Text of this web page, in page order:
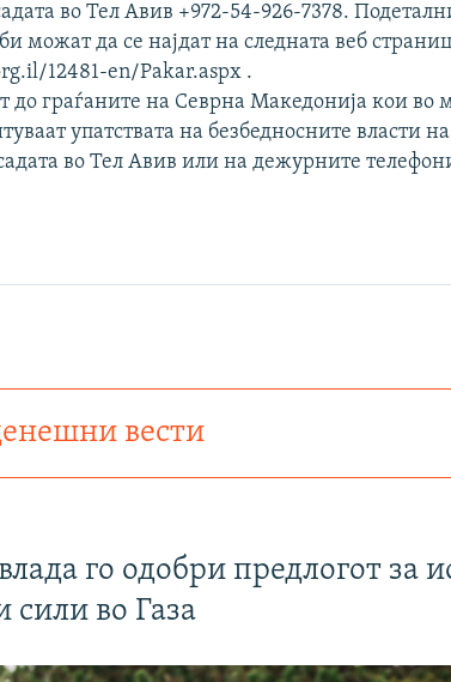
во Тел Авив +972-54-926-7378.
можат да се најдат на следната веб
12481-en/Pakar.aspx .
граѓаните на Севрна Македонија кои во
упатствата на безбедносните власти
во Тел Авив или на дежурните
вести
го одобри предлогот за
сили во Газа